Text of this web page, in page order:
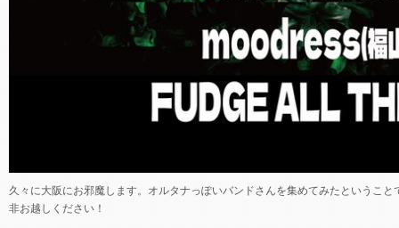
久々に大阪にお邪魔します。オルタナっぽいバンドさんを集めてみたというこ
非お越しください！